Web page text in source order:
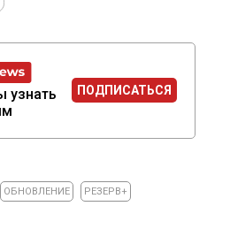
узнать
ПОДПИСАТЬСЯ
ОБНОВЛЕНИЕ РЕЗЕРВ+